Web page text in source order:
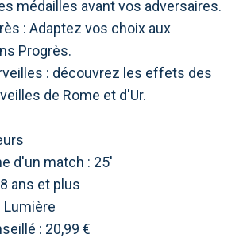
médailles avant vos adversaires.
: Adaptez vos choix aux
Progrès.
: découvrez les effets des
de Rome et d'Ur.
d'un match : 25'
ans et plus
Lumière
: 20,99 €